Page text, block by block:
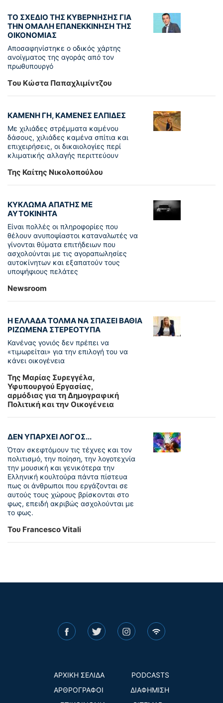
ΤΟ ΣΧΕΔΙΟ ΤΗΣ ΚΥΒΕΡΝΗΣΗΣ ΓΙΑ
ΤΗΝ ΟΜΑΛΗ ΕΠΑΝΕΚΚΙΝΗΣΗ ΤΗΣ
ΟΙΚΟΝΟΜΙΑΣ
Αποσαφηνίστηκε ο οδικός χάρτης
ανοίγματος της αγοράς από τον
πρωθυπουργό
Tου Κώστα Παπαχλιμίντζου
ΚΑΜΕΝΗ ΓΗ, ΚΑΜΕΝΕΣ ΕΛΠΙΔΕΣ
Με χιλιάδες στρέμματα καμένου
δάσους, χιλιάδες καμένα σπίτια και
επιχειρήσεις, οι δικαιολογίες περί
κλιματικής αλλαγής περιττεύουν
Της Καίτης Νικολοπούλου
ΚΥΚΛΩΜΑ ΑΠΑΤΗΣ ΜΕ
ΑΥΤΟΚΙΝΗΤΑ
Είναι πολλές οι πληροφορίες που
θέλουν ανυποψίαστοι καταναλωτές να
γίνονται θύματα επιτήδειων που
ασχολούνται με τις αγοραπωλησίες
αυτοκίνητων και εξαπατούν τους
υποψήφιους πελάτες
Newsroom
Η ΕΛΛΑΔΑ ΤΟΛΜΑ ΝΑ ΣΠΑΣΕΙ ΒΑΘΙΑ
ΡΙΖΩΜΕΝΑ ΣΤΕΡΕΟΤΥΠΑ
Κανένας γονιός δεν πρέπει να
«τιμωρείται» για την επιλογή του να
κάνει οικογένεια
Της Μαρίας Συρεγγέλα,
Υφυπουργού Εργασίας,
αρμόδιας για τη Δημογραφική
Πολιτική και την Οικογένεια
ΔΕΝ ΥΠΑΡΧΕΙ ΛΟΓΟΣ...
Όταν σκεφτόμουν τις τέχνες και τον
πολιτισμό, την ποίηση, την λογοτεχνία
την μουσική και γενικότερα την
Ελληνική κουλτούρα πάντα πίστευα
πως οι άνθρωποι που εργάζονται σε
αυτούς τους χώρους βρίσκονται στο
φως, επειδή ακριβώς ασχολούνται με
το φως.
Του Francesco Vitali
ΑΡΧΙΚΗ ΣΕΛΙΔΑ
PODCASTS
ΑΡΘΡΟΓΡΑΦΟΙ
ΔΙΑΦΗΜΙΣΗ